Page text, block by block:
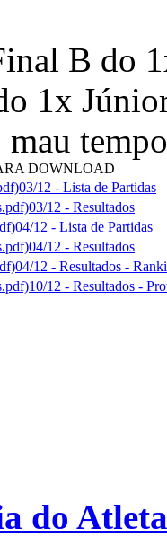
B do
1x
DOWNLOAD
03/12 - Lista de Partidas
03/12 - Resultados
04/12 - Lista de Partidas
04/12 - Resultados
04/12 - Resultados -
10/12 - Resultados -
do